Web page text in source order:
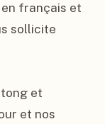
français et
sollicite
et
et nos